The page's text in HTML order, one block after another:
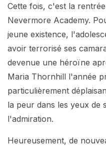
Cette fois, c'est la
Nevermore Academy.
jeune existence,
avoir terrorisé ses
devenue une héroïne
Maria Thornhill l'année
particulièrement
la peur dans les yeux de
l'admiration.
Heureusement, de